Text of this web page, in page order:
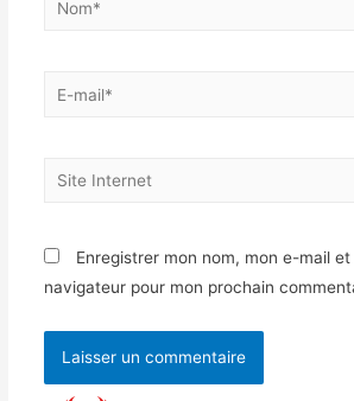
Enregistrer mon nom, mon e-mail
navigateur pour mon prochain